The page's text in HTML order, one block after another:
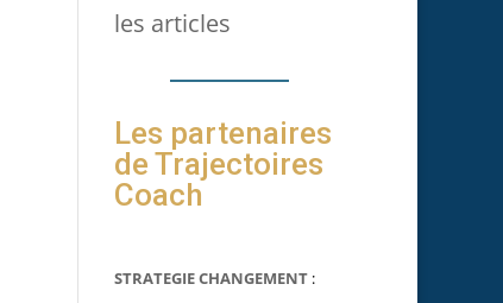
les articles
Les partenaires
de Trajectoires
Coach
STRATEGIE CHANGEMENT :